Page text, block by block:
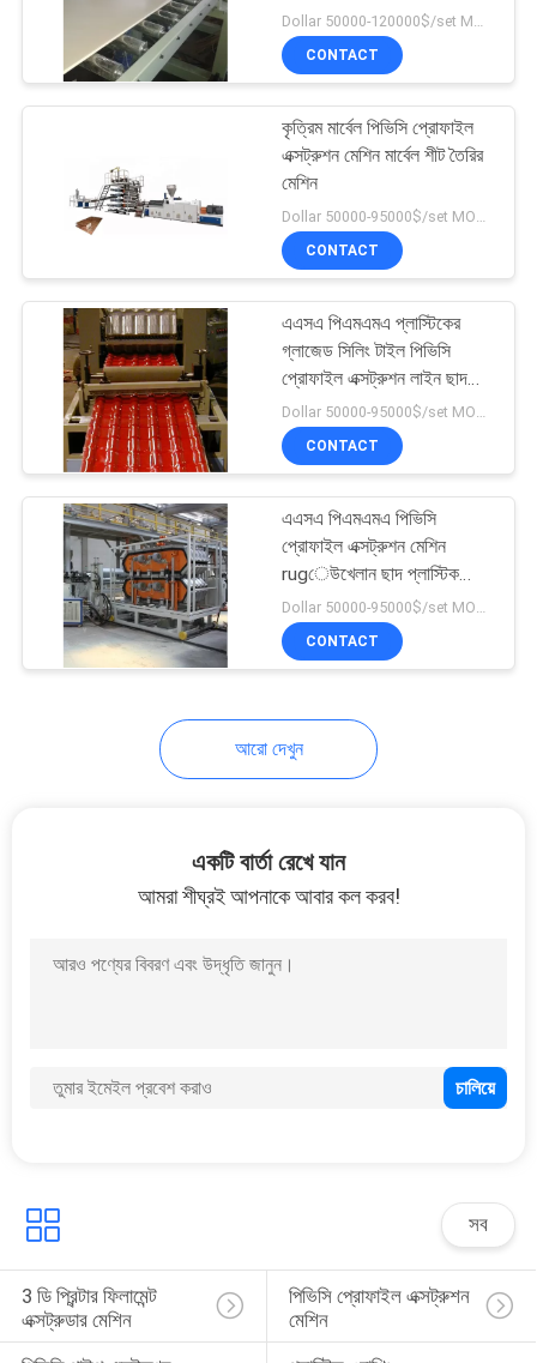
প্লাস্টিক পুলভারাইজার
মেশিন
পায়ের পাতার মোজাবিশেষ
এক্সট্রুডার
পরীক্ষাগার যন্ত্রপাতি
পিভিসি মিক্সার মেশিন
1
Dollar 50000-120000$/set MOQ:1 সেট
CONTACT
কৃত্রিম মার্বেল পিভিসি প্রোফাইল
এক্সট্রুশন মেশিন মার্বেল শীট তৈরির
মেশিন
Dollar 50000-95000$/set MOQ:1 সেট
CONTACT
এএসএ পিএমএমএ প্লাস্টিকের
গ্লাজেড সিলিং টাইল পিভিসি
প্রোফাইল এক্সট্রুশন লাইন ছাদ
পত্রক
CONTACT
এএসএ পিএমএমএ পিভিসি
প্রোফাইল এক্সট্রুশন মেশিন
rugেউখেলান ছাদ প্লাস্টিক
প্রোফাইল এক্সট্রুশন মেশিন
CONTACT
আরো দেখুন
একটি বার্তা রেখে যান
আমরা শীঘ্রই আপনাকে আবার কল করব!
সব
3 ডি প্রিন্টার ফিলামেন্ট
এক্সট্রুডার মেশিন
পিভিসি প্রোফাইল এক্সট্রুশন
মেশিন